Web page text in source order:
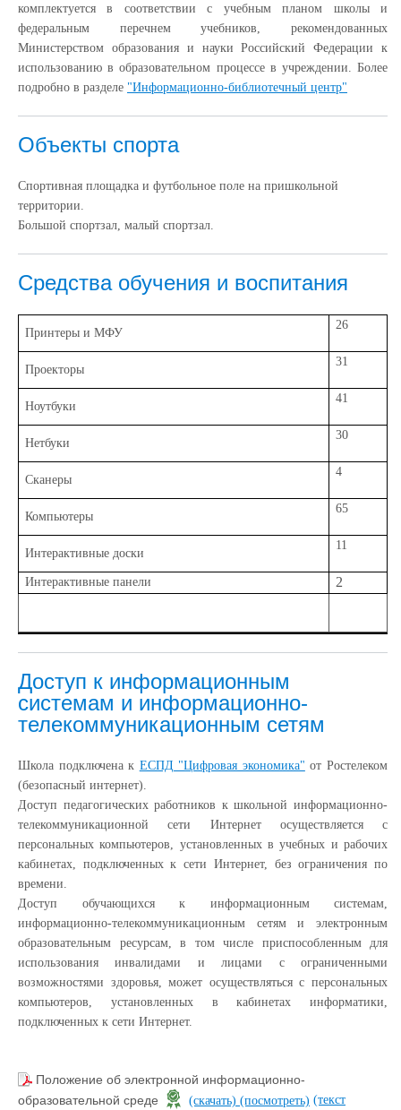
комплектуется в соответствии с учебным планом школы и
федеральным перечнем учебников, рекомендованных
Министерством образования и науки Российский Федерации к
использованию в образовательном процессе в учреждении. Более
подробно в разделе "Информационно-библиотечный центр"
Объекты спорта
Спортивная площадка и футбольное поле на пришкольной
территории.
Большой спортзал, малый спортзал.
Средства обучения и воспитания
Принтеры и МФУ
26
Проекторы
31
Ноутбуки
41
Нетбуки
30
Сканеры
4
Компьютеры
65
Интерактивные доски
11
Интерактивные панели 2
Доступ к информационным
системам и информационно-
телекоммуникационным сетям
Школа подключена к ЕСПД "Цифровая экономика" от Ростелеком
(безопасный интернет).
Доступ педагогических работников к школьной информационно-
телекоммуникационной сети Интернет осуществляется с
персональных компьютеров, установленных в учебных и рабочих
кабинетах, подключенных к сети Интернет, без ограничения по
времени.
Доступ обучающихся к информационным системам,
информационно-телекоммуникационным сетям и электронным
образовательным ресурсам, в том числе приспособленным для
использования инвалидами и лицами с ограниченными
возможностями здоровья, может осуществляться с персональных
компьютеров, установленных в кабинетах информатики,
подключенных к сети Интернет.
Положение об электронной информационно-
образовательной среде
(скачать) (посмотреть) (текст